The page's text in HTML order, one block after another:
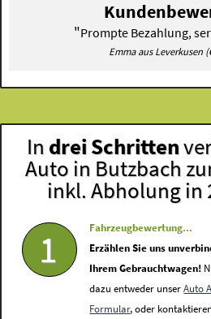
"Prompte Bezahlung,
Emma aus Leverkusen (
In drei Schritten
Auto in Butzbach
inkl. Abholung in
1
Fahrzeugbewertung...
Erzählen Sie uns
Ihrem Gebrauchtwagen!
dazu entweder unserAuto
Formular, oder